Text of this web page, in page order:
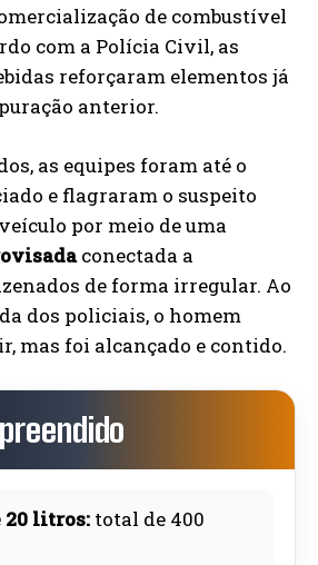
de combustível
com a Polícia Civil, as
reforçaram elementos já
anterior.
as equipes foram até o
e flagraram o suspeito
por meio de uma
conectada a
de forma irregular. Ao
dos policiais, o homem
mas foi alcançado e contido.
20 litros: total de 400